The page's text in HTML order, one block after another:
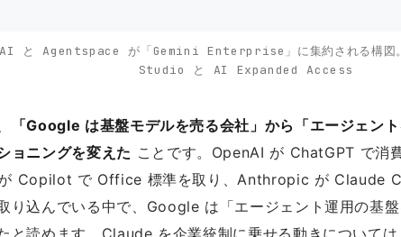
と Agentspace が「Gemini Enterprise」に集約される構図
Studio と AI Expanded Access
「Google は基盤モデルを売る会社」から「エージェン
ョニングを変えた ことです。OpenAI が ChatGPT で消
Copilot で Office 標準を取り、Anthropic が Claude
り込んでいる中で、Google は「エージェント運用の基
と読めます。Claude を企業統制に乗せる動きについては